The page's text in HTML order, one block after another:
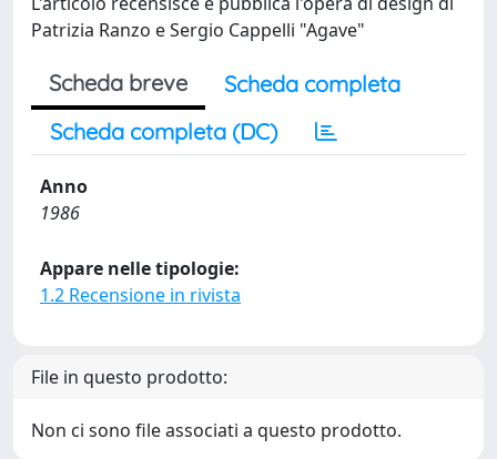
Patrizia Ranzo e Sergio Cappelli "Agave"
Scheda breve
Scheda completa
Scheda completa (DC)
Anno
1986
Appare nelle tipologie:
1.2 Recensione in rivista
File in questo prodotto:
Non ci sono file associati a questo prodotto.